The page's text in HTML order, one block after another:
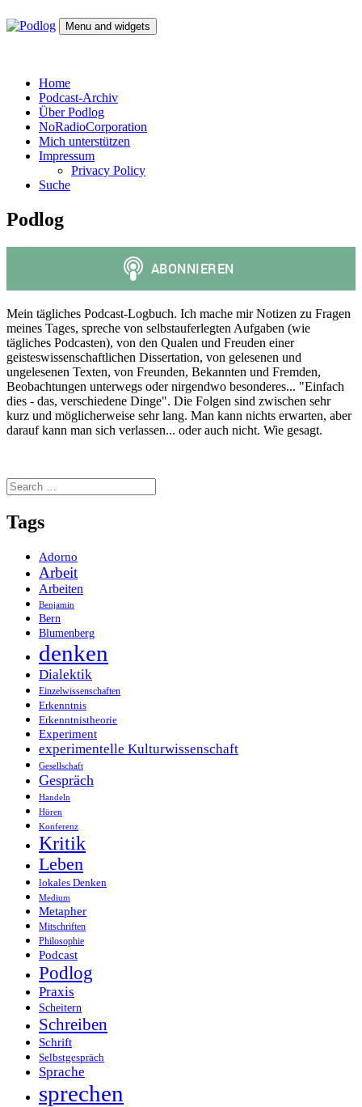
to
Menu and widgets
Home
Podcast-Archiv
Über Podlog
NoRadioCorporation
Mich unterstützen
Impressum
Privacy Policy
Suche
Podlog
Mein tägliches Podcast-Logbuch. Ich mache mir Notizen zu Fragen
meines Tages, spreche von selbstauferlegten Aufgaben (wie
tägliches Podcasten), von den Qualen und Freuden einer
geisteswissenschaftlichen Dissertation, von gelesenen und
ungelesenen Texten, von Freunden, Bekannten und Fremden,
Beobachtungen unterwegs oder nirgendwo besonderes... "Einfach
dies - das, verschiedene Dinge". Die Folgen sind zwischen sehr
kurz und möglicherweise sehr lang. Man kann nichts erwarten, aber
darauf kann man sich verlassen... oder auch nicht. Wie gesagt.
Search
for:
Tags
Adorno
Arbeit
Arbeiten
Benjamin
Bern
Blumenberg
denken
Dialektik
Einzelwissenschaften
Erkenntnis
Erkenntnistheorie
Experiment
experimentelle Kulturwissenschaft
Gesellschaft
Gespräch
Handeln
Hören
Konferenz
Kritik
Leben
lokales Denken
Medium
Metapher
Mitschriften
Philosophie
Podcast
Podlog
Praxis
Scheitern
Schreiben
Schrift
Selbstgespräch
Sprache
sprechen